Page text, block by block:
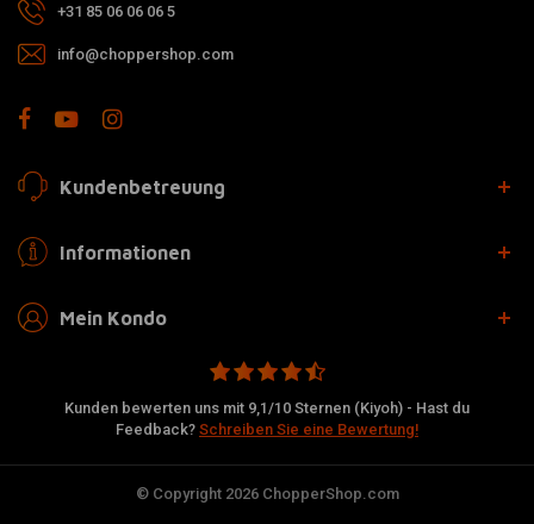
+31 85 06 06 06 5
info@choppershop.com
Kundenbetreuung
Informationen
Mein Kondo
Kunden bewerten uns mit 9,1/10 Sternen (Kiyoh) - Hast du
Feedback? Schreiben Sie eine Bewertung!
© Copyright 2026 ChopperShop.com